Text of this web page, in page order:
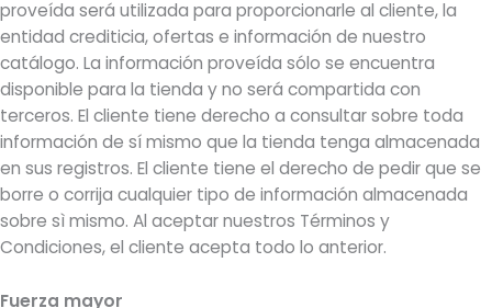
proveída será utilizada para proporcionarle al cliente, la
entidad crediticia, ofertas e información de nuestro
catálogo. La información proveída sólo se encuentra
disponible para la tienda y no será compartida con
terceros. El cliente tiene derecho a consultar sobre toda
información de sí mismo que la tienda tenga almacenada
en sus registros. El cliente tiene el derecho de pedir que se
borre o corrija cualquier tipo de información almacenada
sobre sì mismo. Al aceptar nuestros Términos y
Condiciones, el cliente acepta todo lo anterior.
Fuerza mayor